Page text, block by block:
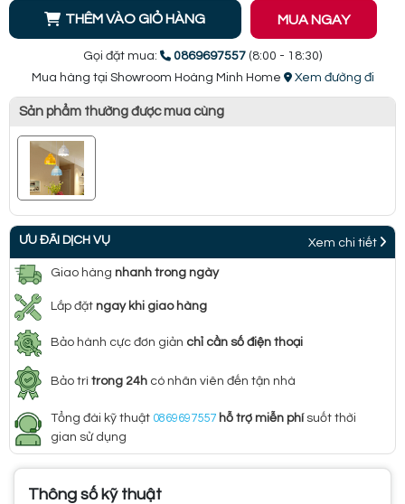
THÊM VÀO GIỎ HÀNG MUA NGAY
Gọi đặt mua: 0869697557 (8:00 - 18:30)
Mua hàng tại Showroom Hoàng Minh Home
Xem đường đi
Sản phẩm thường được mua cùng
ƯU ĐÃI DỊCH VỤ Xem chi tiết
Giao hàng nhanh trong ngày
Lắp đặt ngay khi giao hàng
Bảo hành cực đơn giản chỉ cần số điện thoại
Bảo trì trong 24h có nhân viên đến tận nhà
Tổng đài kỹ thuật 0869697557 hỗ trợ miễn phísuốt thời
gian sử dụng
Thông số kỹ thuật